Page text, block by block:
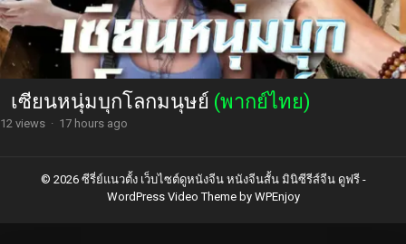
เซียนหนุ่มบุกโลกมนุษย์ (พากย์ไทย)
12 views · 17 hours ago
© 2026 ซีรี่ย์แนวตั้ง เว็บไซต์ดูหนังจีน หนังจีนสั้น มินิซีรีส์จีน ดูฟรี -
WordPress Video Themeby WPEnjoy